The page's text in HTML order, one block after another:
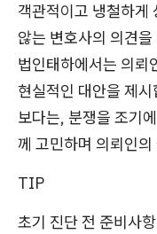
객관적이고 냉철하게
않는 변호사의 의견
법인태하에서는 의뢰
현실적인 대안을 제
보다는, 분쟁을 조기
께 고민하며 의뢰인
TIP
초기 진단 전 준비사